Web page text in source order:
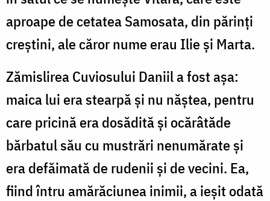
aproape de cetatea Samosata, din părinți
creștini, ale căror nume erau Ilie și Marta.
Zămislirea Cuviosului Daniil a fost așa:
maica lui era stearpă și nu năștea, pentru
care pricină era dosădită și ocărâtăde
bărbatul său cu mustrări nenumărate și
era defăimată de rudenii și de vecini. Ea,
fiind întru amărăciunea inimii, a ieșit odată